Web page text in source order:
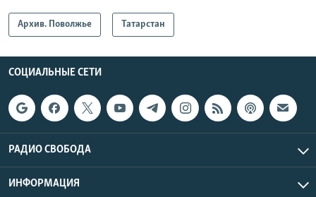
Архив. Поволжье Татарстан
СОЦИАЛЬНЫЕ СЕТИ
РАДИО СВОБОДА
ИНФОРМАЦИЯ